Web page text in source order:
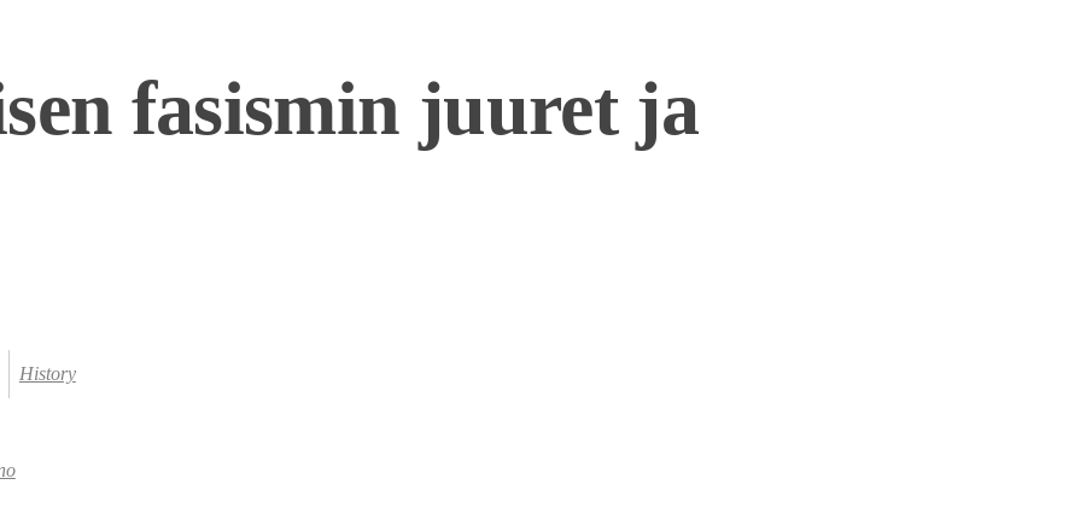
fasismin juuret ja
History